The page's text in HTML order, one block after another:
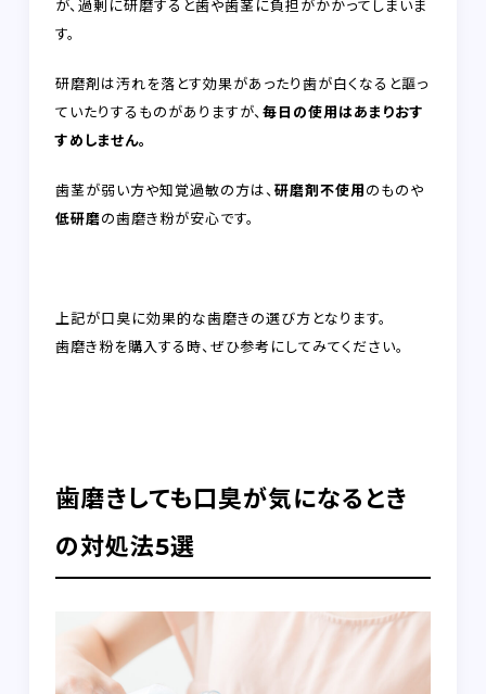
が、過剰に研磨すると歯や歯茎に負担がかかってしまいま
す。
研磨剤は汚れを落とす効果があったり歯が白くなると謳っ
ていたりするものがありますが、毎日の使用はあまりおす
すめしません。
歯茎が弱い方や知覚過敏の方は、研磨剤不使用のものや
低研磨の歯磨き粉が安心です。
上記が口臭に効果的な歯磨きの選び方となります。
歯磨き粉を購入する時、ぜひ参考にしてみてください。
歯磨きしても口臭が気になるとき
の対処法5選